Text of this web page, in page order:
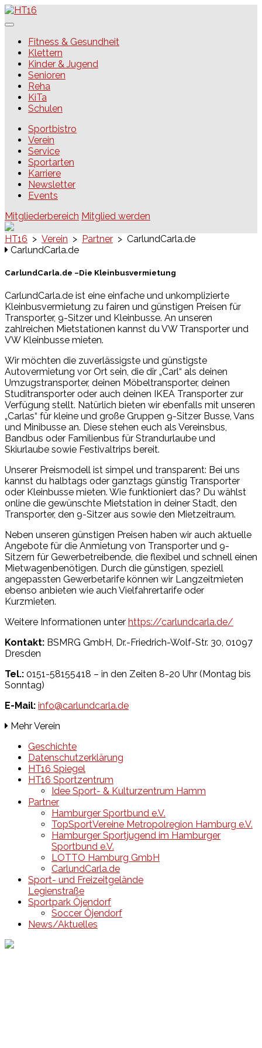
Skip
to
HT16Fitness & Gesundheit
Klettern
Kinder & Jugend
Senioren
Reha
KiTa
Schulen
Sportbistro
Verein
Service
Sportarten
Karriere
Newsletter
Events
Mitgliederbereich Mitglied werden
HT16 > Verein > Partner > CarlundCarla.de
CarlundCarla.de
CarlundCarla.de –Die Kleinbusvermietung
CarlundCarla.de ist eine einfache und unkomplizierte
Kleinbusvermietung zu fairen und günstigen Preisen für
Transporter, 9-Sitzer und Kleinbusse. An unseren
zahlreichen Mietstationen kannst du VW Transporter und
VW Kleinbusse mieten.
Wir möchten die zuverlässigste und günstigste
Autovermietung vor Ort sein, die dir „Carl“ als deinen
Umzugstransporter, deinen Möbeltransporter, deinen
Studitransporter oder auch deinen IKEA Transporter zur
Verfügung stellt. Natürlich bieten wir ebenfalls mit unseren
„Carlas“ für kleine und große Gruppen 9-Sitzer Busse, Vans
und Minibusse an. Diese stehen euch als Vereinsbus,
Bandbus oder Familienbus für Strandurlaube und
Skiurlaube sowie Festivaltrips bereit.
Unserer Preismodell ist simpel und transparent: Bei uns
kannst du halbtags oder ganztags günstig Transporter
oder Kleinbusse mieten. Wie funktioniert das? Du wählst
online die gewünschte Mietstation in deiner Stadt, den
Transporter, den 9-Sitzer aus sowie den Mietzeitraum.
Neben unseren günstigen Preisen haben wir auch aktuelle
Angebote für die Anmietung von Transporter und 9-
Sitzern für Gewerbetreibende, die flexibel und schnell einen
Mietwagenbenötigen. Durch die günstigen, speziell
angepassten Gewerbetarife können wir Langzeitmieten
ebenso anbieten wie auch Vielfahrertarife oder
Kurzmieten.
Weitere Informationen unter https://carlundcarla.de/
Kontakt: BSMRG GmbH, Dr.-Friedrich-Wolf-Str. 30, 01097
Dresden
Tel.: 0151-58155418 – in den Zeiten 8-20 Uhr (Montag bis
Sonntag)
E-Mail: info@carlundcarla.de
Mehr Verein
Geschichte
Datenschutzerklärung
HT16 Spiegel
HT16 Sportzentrum
Idee Sport- & Kulturzentrum Hamm
Partner
Hamburger Sportbund e.V.
TopSportVereine Metropolregion Hamburg e.V.
Hamburger Sportjugend im Hamburger
Sportbund e.V.
LOTTO Hamburg GmbH
CarlundCarla.de
Sport- und Freizeitgelände
Legienstraße
Sportpark Öjendorf
Soccer Öjendorf
News/Aktuelles